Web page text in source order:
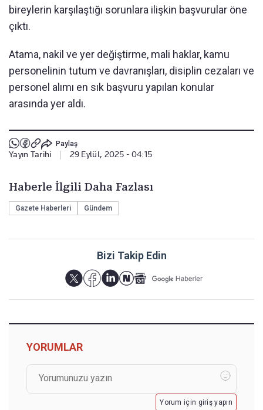
bireylerin karşılaştığı sorunlara ilişkin başvurular öne
çıktı.
Atama, nakil ve yer değiştirme, mali haklar, kamu
personelinin tutum ve davranışları, disiplin cezaları ve
personel alımı en sık başvuru yapılan konular
arasında yer aldı.
Paylaş
Yayın Tarihi 29 Eylül, 2025 - 04:15
Haberle İlgili Daha Fazlası
Gazete Haberleri Gündem
Bizi Takip Edin
YORUMLAR
Yorum için giriş yapın